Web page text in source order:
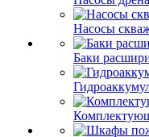
Насосы
Баки